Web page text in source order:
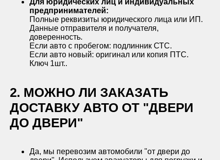
Для юридических лиц и индивидуальных
предпринимателей:
Полные реквизиты юридического лица или ИП.
Данные отправителя и получателя,
доверенность.
Если авто с пробегом: подлинник СТС.
Если авто новый: оригинал или копия ПТС.
Ключ 1шт..
2. МОЖНО ЛИ ЗАКАЗАТЬ
ДОСТАВКУ АВТО ОТ "ДВЕРИ
ДО ДВЕРИ"
Да, мы перевозим автомобили "от двери до